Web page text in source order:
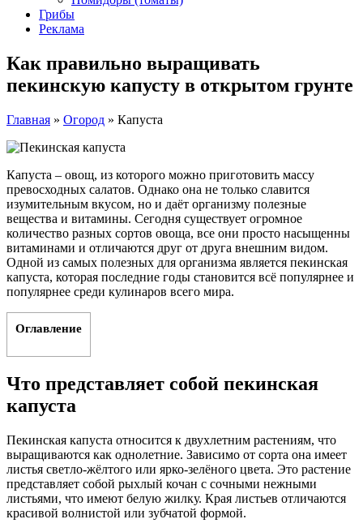
Грибы
Реклама
Как правильно выращивать
пекинскую капусту в открытом грунте
Главная » Огород » Капуста
Капуста – овощ, из которого можно приготовить массу
превосходных салатов. Однако она не только славится
изумительным вкусом, но и даёт организму полезные
вещества и витамины. Сегодня существует огромное
количество разных сортов овоща, все они просто насыщенны
витаминами и отличаются друг от друга внешним видом.
Одной из самых полезных для организма является пекинская
капуста, которая последние годы становится всё популярнее и
популярнее среди кулинаров всего мира.
Оглавление
Что представляет собой пекинская
капуста
Пекинская капуста относится к двухлетним растениям, что
выращиваются как однолетние. Зависимо от сорта она имеет
листья светло-жёлтого или ярко-зелёного цвета. Это растение
представляет собой рыхлый кочан с сочными нежными
листьями, что имеют белую жилку. Края листьев отличаются
красивой волнистой или зубчатой формой.